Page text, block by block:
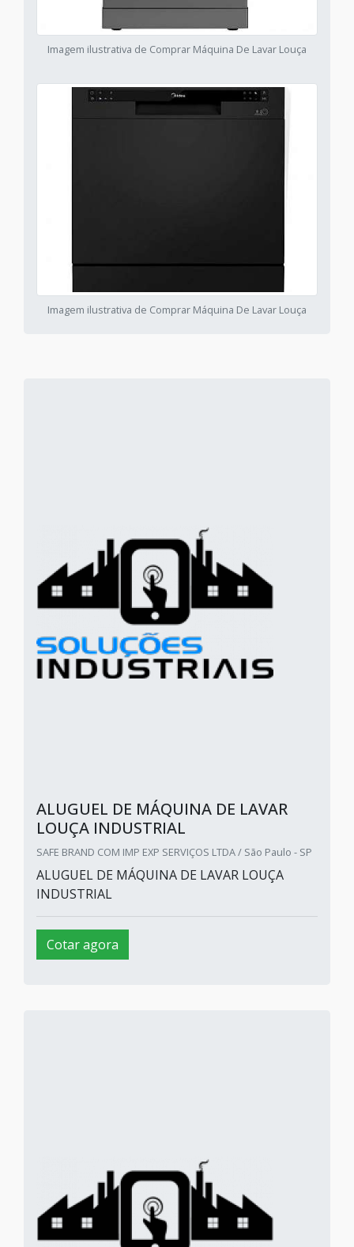
Imagem ilustrativa de Comprar Máquina De Lavar Louça
Imagem ilustrativa de Comprar Máquina De Lavar Louça
ALUGUEL DE MÁQUINA DE LAVAR
LOUÇA INDUSTRIAL
SAFE BRAND COM IMP EXP SERVIÇOS LTDA / São Paulo - SP
ALUGUEL DE MÁQUINA DE LAVAR LOUÇA
INDUSTRIAL
Cotar agora